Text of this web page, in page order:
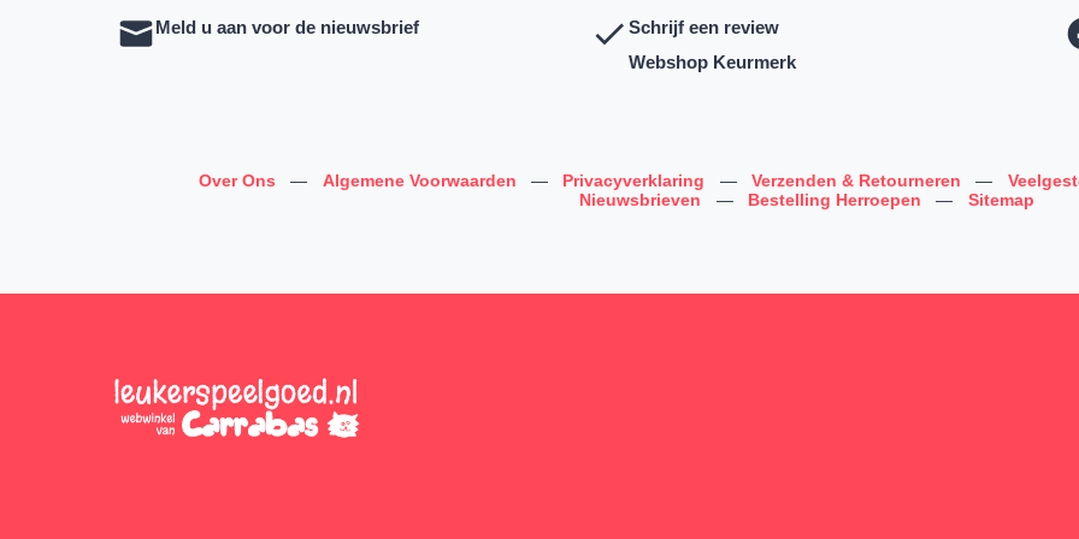
Meld u aan voor de nieuwsbrief
Schrijf een review
Webshop Keurmerk
Over Ons — Algemene Voorwaarden — Privacyverklaring — Verzenden & Retourneren —
Nieuwsbrieven
— Bestelling Herroepen — Sitemap